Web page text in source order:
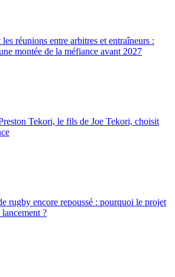
réunions entre arbitres et entraîneurs :
montée de la méfiance avant 2027
Tekori, le fils de Joe Tekori, choisit
rugby encore repoussé : pourquoi le projet
?